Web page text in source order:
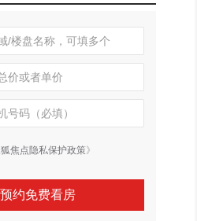
焦点隐私保护政策》
预约免费看房